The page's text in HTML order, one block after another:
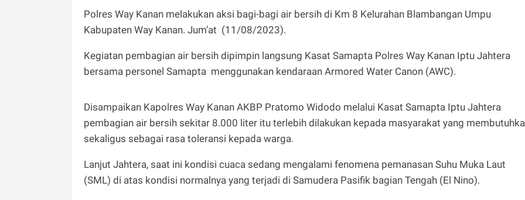
Polres Way Kanan melakukan aksi bagi-bagi air bersih di Km 8 Kelurahan Blambangan Umpu
Kabupaten Way Kanan. Jum’at (11/08/2023).
Kegiatan pembagian air bersih dipimpin langsung Kasat Samapta Polres Way Kanan Iptu Jahtera
bersama personel Samapta menggunakan kendaraan Armored Water Canon (AWC).
Disampaikan Kapolres Way Kanan AKBP Pratomo Widodo melalui Kasat Samapta Iptu Jahtera
pembagian air bersih sekitar 8.000 liter itu terlebih dilakukan kepada masyarakat yang
sekaligus sebagai rasa toleransi kepada warga.
Lanjut Jahtera, saat ini kondisi cuaca sedang mengalami fenomena pemanasan Suhu Muka Laut
(SML) di atas kondisi normalnya yang terjadi di Samudera Pasifik bagian Tengah (El Nino).